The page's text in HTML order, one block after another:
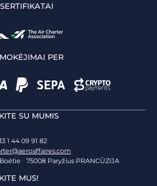
PER
SU MUMIS
1 44 09 91 82
75008 Paryžius PRANCŪZIJA
MUS!